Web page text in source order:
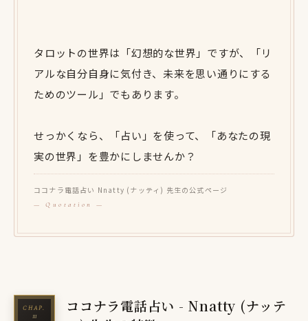
タロットの世界は「幻想的な世界」ですが、「リ
アルな自分自身に気付き、未来を思い通りにする
ためのツール」でもあります。
せっかくなら、「占い」を使って、「あなたの現
実の世界」を豊かにしませんか？
ココナラ電話占い Nnatty (ナッティ) 先生の公式ページ
ココナラ電話占い - Nnatty (ナッテ